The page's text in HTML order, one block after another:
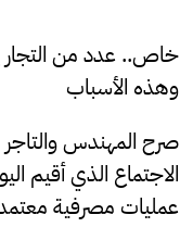
خاص.. عدد من التجار
وهذه الأسباب
صرح المهندس والتاجر
الاجتماع الذي أقيم
عمليات مصرفية